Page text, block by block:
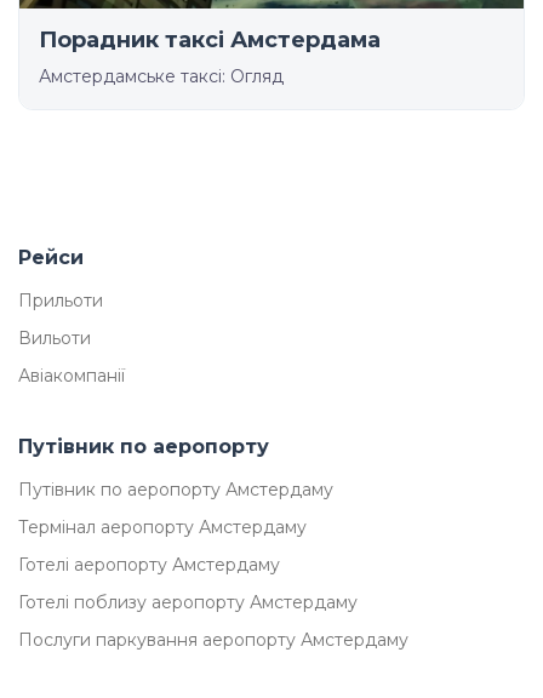
Порадник таксі Амстердама
Амстердамське таксі: Огляд
Рейси
Прильоти
Вильоти
Авіакомпанії
Путівник по аеропорту
Путівник по аеропорту Амстердаму
Термінал аеропорту Амстердаму
Готелі аеропорту Амстердаму
Готелі поблизу аеропорту Амстердаму
Послуги паркування аеропорту Амстердаму